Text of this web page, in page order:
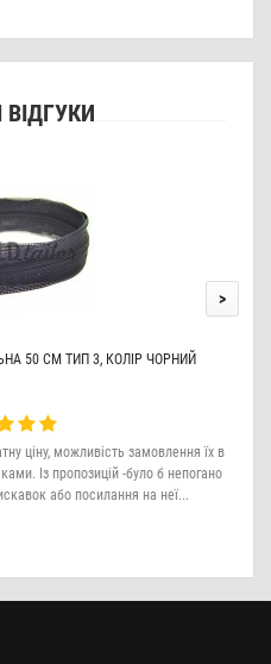
ВІДГУКИ
50 СМ ТИП 3, КОЛІР ЧОРНИЙ
ціну, можливість замовлення їх в
Із пропозицій -було б непогано
або посилання на неї...
>